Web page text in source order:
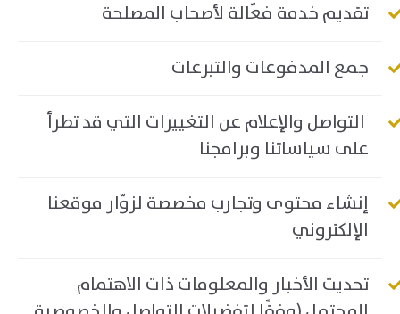
تقديم خدمة فعّالة لأصحاب المصلحة
جمع المدفوعات والتبرعات
التواصل والإعلام عن التغييرات التي قد تطرأ
على سياساتنا وبرامجنا
إنشاء محتوى وتجارب مخصصة لزوّار موقعنا
الإلكتروني
تحديث الأخبار والمعلومات ذات الاهتمام